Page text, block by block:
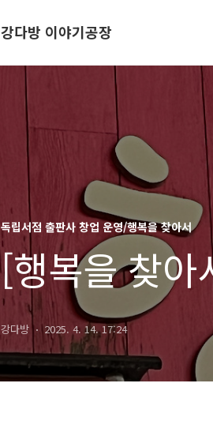
강다방 이야기공장
독립서점 출판사 창업 운영/행복을 찾아서
[행복을 찾아
강다방 2025. 4. 14. 17:24